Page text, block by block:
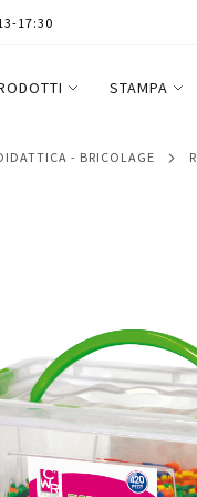
17:30
STAMPA
DIDATTICA - BRICOLAGE